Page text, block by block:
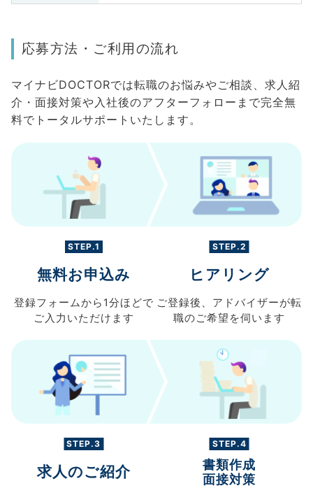
応募方法・ご利用の流れ
マイナビDOCTORでは転職のお悩みやご相談、求人紹
介・面接対策や入社後のアフターフォローまで完全無
料でトータルサポートいたします。
STEP.1
無料お申込み
登録フォームから 1分ほどで
ご入力 いただけます
STEP.2
ヒアリング
ご登録後、 アドバイザーが転
職のご希望を伺います
STEP.3
求人のご紹介
STEP.4
書類作成
面接対策